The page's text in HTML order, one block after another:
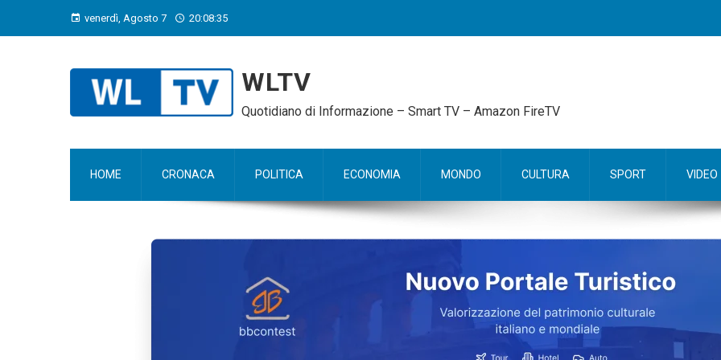
venerdì, Agosto 7 20:08:36
WLTV
Quotidiano di Informazione – Smart TV – Amazon FireTV
HOME CRONACA POLITICA ECONOMIA MONDO CULTURA SPORT VIDEO